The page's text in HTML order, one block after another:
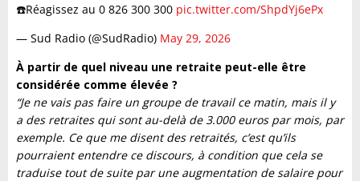
☎️Réagissez au 0 826 300 300 pic.twitter.com/ShpdYj6ePx
— Sud Radio (@SudRadio) May 29, 2026
À partir de quel niveau une retraite peut-elle être
considérée comme élevée ?
“Je ne vais pas faire un groupe de travail ce matin, mais il y
a des retraites qui sont au-delà de 3.000 euros par mois, par
exemple. Ce que me disent des retraités, c’est qu’ils
pourraient entendre ce discours, à condition que cela se
traduise tout de suite par une augmentation de salaire pour